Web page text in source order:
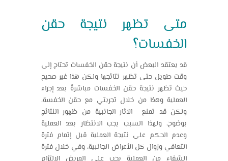
متى تظهر نتيجة حقن
الخفسات؟
قد يعتقد البعض أن نتيجة حقن الخفسات تحتاج إلى
وقت طويل حتى تظهر نتائجها ولكن هذا غير صحيح
حيث تظهر نتيجة حقن الخفسات مباشرةً بعد إجراء
العملية وهذا من خلال تجربتي مع حقن الخفسة،
ولكن قد تمنع الآثار الجانبية من ظهور النتائج
بوضوح، ولهذا السبب يجب الانتظار بعد العملية
وعدم الحكم على نتيجة العملية قبل إتمام فترة
التعافي وزوال كل الأعراض الجانبية، وفي خلال فترة